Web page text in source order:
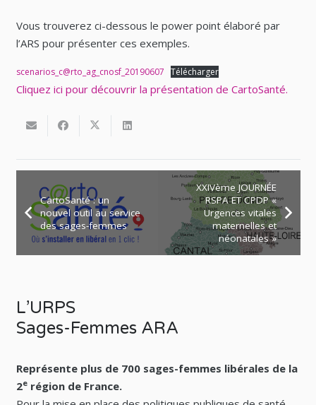
Vous trouverez ci-dessous le power point élaboré par
l’ARS pour présenter ces exemples.
scenarios_c@rto_ag_cnosf_20190607 Télécharger
Cliquez ici pour découvrir la présentation de CartoSanté.
CartoSanté : un
nouvel outil au service
des sages-femmes
XXIVème JOURNÉE
RSPA ET CPDP «
Urgences vitales
maternelles et
néonatales »
L’URPS
Sages-Femmes ARA
Représente plus de 700 sages-femmes libérales de la
2erégion de France.